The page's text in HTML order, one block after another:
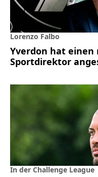
Lorenzo Falbo
Yverdon hat einen
Sportdirektor
In der Challenge League